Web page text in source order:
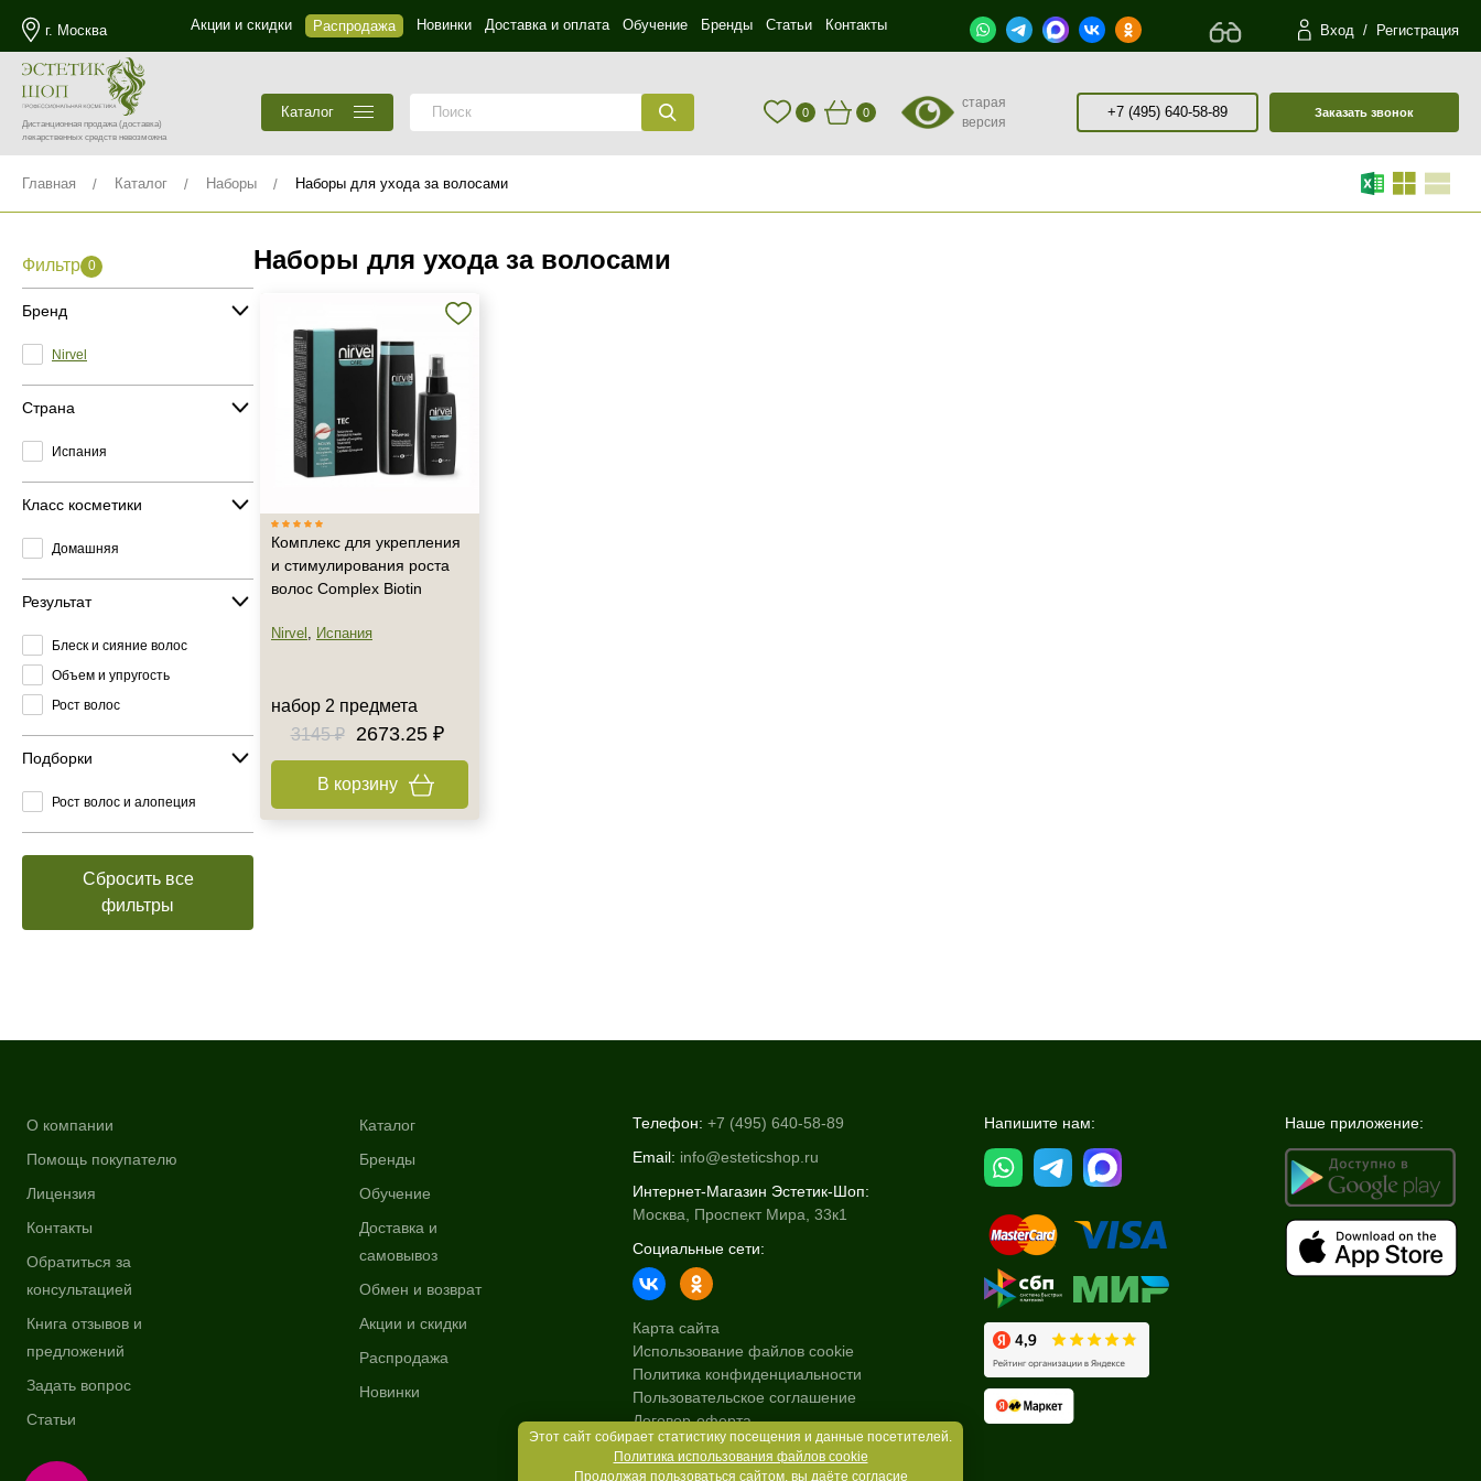
г. Москва Акции и скидки Распродажа Новинки Доставка и оплата Обучение Бренды Статьи Контакты Вход / Регистрация
Дистанционная продажа(доставка)
лекарственных средств невозможна
Каталог 0 0
старая
версия
+7 (495) 640-58-89 Заказать звонок
Главная Каталог Наборы Наборы для ухода за волосами
Фильтр 0
Бренд
Nirvel
Страна
Испания
Класс косметики
Домашняя
Результат
Блеск и сияние волос
Объем и упругость
Рост волос
Подборки
Рост волос и алопеция
Сбросить все
фильтры
Наборы для ухода за волосами
Комплекс для укрепления
и стимулирования роста
волос Complex Biotin
Nirvel , Испания
набор 2 предмета
3145 ₽
2673.25 ₽
В корзину
О компании
Помощь покупателю
Лицензия
Контакты
Обратиться за
консультацией
Книга отзывов и
предложений
Задать вопрос
Статьи
Каталог
Бренды
Обучение
Доставка и
самовывоз
Обмен и возврат
Акции и скидки
Распродажа
Новинки
Телефон: +7 (495) 640-58-89
Email: info@esteticshop.ru
Интернет-Магазин Эстетик-Шоп:
Москва, Проспект Мира, 33к1
Социальные сети:
Карта сайта
Использование файлов cookie
Политика конфиденциальности
Пользовательское соглашение
Договор-оферта
Напишите нам: Наше приложение:
Этот сайт собирает статистику посещения и данные посетителей.
Политика использования файлов cookie
Продолжая пользоваться сайтом, вы даёте согласие